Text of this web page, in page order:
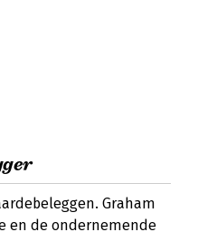
Graham
en de ondernemende